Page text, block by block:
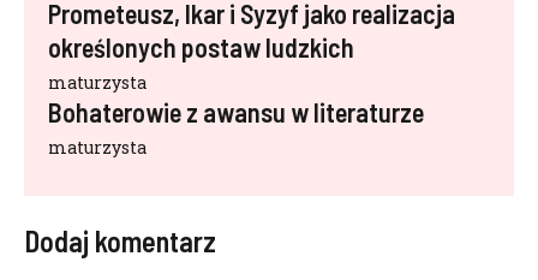
Prometeusz, Ikar i Syzyf jako realizacja
określonych postaw ludzkich
maturzysta
Bohaterowie z awansu w literaturze
maturzysta
Dodaj komentarz